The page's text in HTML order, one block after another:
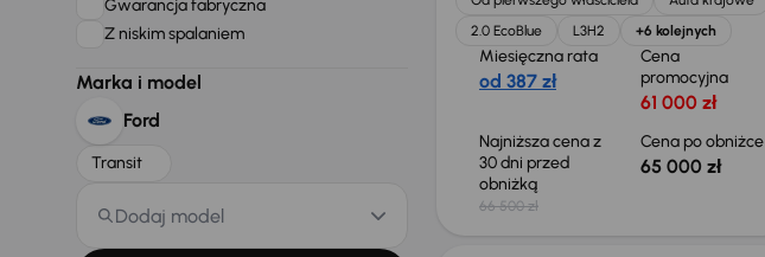
Gwarancja fabryczna
Z niskim spalaniem
Marka i model
Ford
Transit
Dodaj model
2.0 EcoBlue
L3H2 +6 kolejnych
Miesięczna rata
od 387 zł
Cena
promocyjna
61 000 zł
Najniższa cena z
30 dni przed
obniżką
66 500 zł
Cena po obniżce
65 000 zł
Taniej o 1 000 zł